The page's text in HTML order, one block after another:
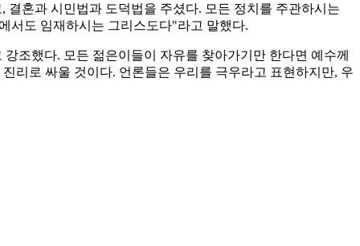
혼과 시민법과 도덕법을 주셨다. 모든 정치를 주관하시는
서도 임재하시는 그리스도다"라고 말했다.
조했다. 모든 젊은이들이 자유를 찾아가기만 한다면 예수께
리로 싸울 것이다. 언론들은 우리를 극우라고 표현하지만, 우